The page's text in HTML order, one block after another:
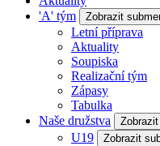
'A' tým
Zobrazit
Letní příprava
Aktuality
Soupiska
Realizační tým
Zápasy
Tabulka
Naše družstva
U19 Zobrazit